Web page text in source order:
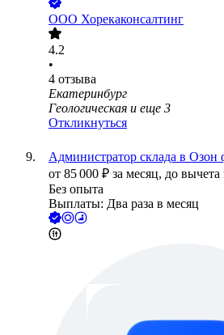
ООО Хорекаконсалтинг
4.2
•
4 отзыва
Екатеринбург
Геологическая и еще 3
Откликнуться
Администратор склада в Озон
от 85 000 ₽ за месяц, до вычета
Без опыта
Выплаты: Два раза в месяц